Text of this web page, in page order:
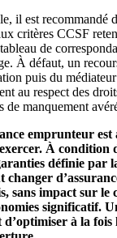
il est recommandé
critères CCSF
de
À défaut, un
puis du
au respect des
de manquement
emprunteur
À condition
définie par
changer
sans impact sur le
significatif.
à la fois